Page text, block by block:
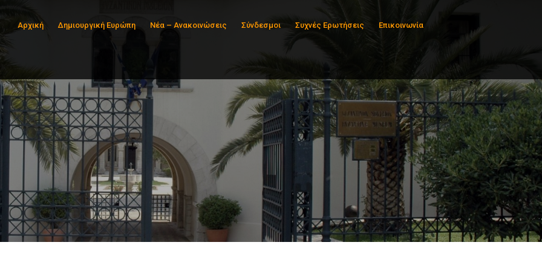
Αρχική Δημιουργική Ευρώπη Νέα – Ανακοινώσεις Σύνδεσμοι Συχνές Ερωτήσεις Επικοινωνία